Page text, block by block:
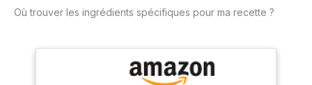
Où trouver les ingrédients spécifiques pour ma recette ?